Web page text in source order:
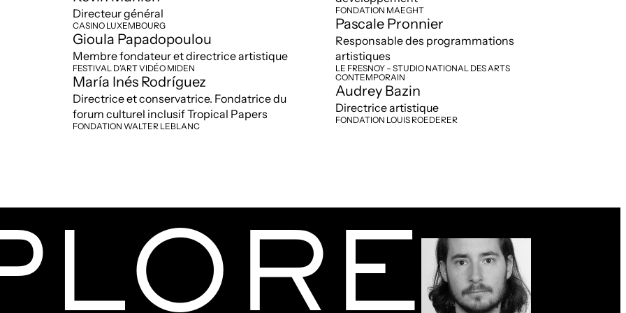
Directeur général
CASINO LUXEMBOURG
Gioula Papadopoulou
Membre fondateur et directrice artistique
FESTIVAL D’ART VIDÉO MIDEN
María Inés Rodríguez
Directrice et conservatrice. Fondatrice du
forum culturel inclusif Tropical Papers
FONDATION WALTER LEBLANC
FONDATION MAEGHT
Pascale Pronnier
Responsable des programmations
artistiques
LE FRESNOY – STUDIO NATIONAL DES ARTS
CONTEMPORAIN
Audrey Bazin
Directrice artistique
FONDATION LOUIS ROEDERER